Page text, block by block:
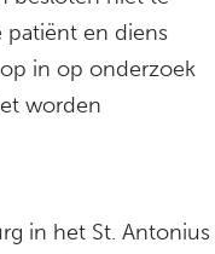
patiënt en diens
in op onderzoek
worden
in het St. Antonius